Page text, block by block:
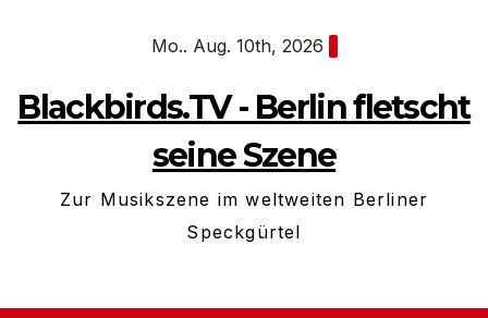
Mo.. Aug. 10th, 2026
Blackbirds.TV - Berlin fletscht
seine Szene
Zur Musikszene im weltweiten Berliner
Speckgürtel